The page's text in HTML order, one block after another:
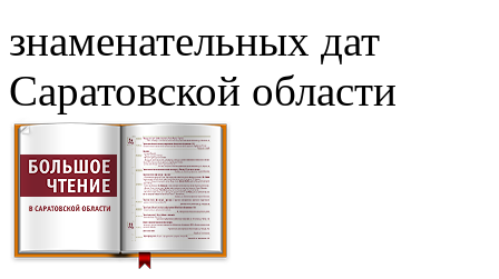
знаменательных дат
Саратовской области